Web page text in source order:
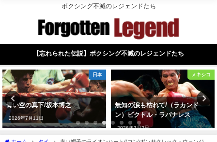
ボクシング不滅のレジェンドたち
【忘れられた伝説】ボクシング不滅のレジェンドたち
日本
青い空の真下/坂本博之
2026年7月11日
メキシコ
無知の涙も枯れて/（ラカンド
ン）ビクトル・ラバナレス
2026年7月2日